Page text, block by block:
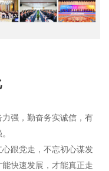
强，勤奋务实诚信，有
跟党走，不忘初心谋发
快速发展，才能真正走